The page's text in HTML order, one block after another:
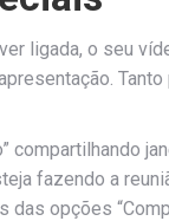
ligada, o seu
Tanto
compartilhando
fazendo a
das opções